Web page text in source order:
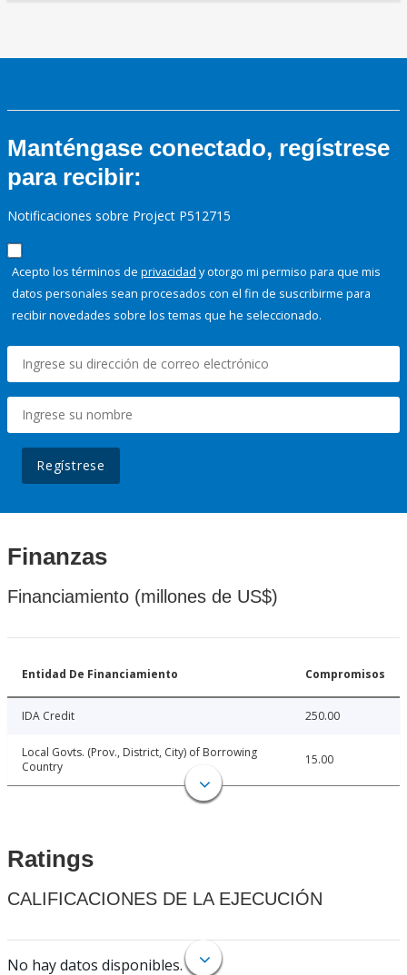
Manténgase conectado, regístrese
para recibir:
Notificaciones sobre Project P512715
Acepto los términos de privacidad y otorgo mi permiso para que mis
datos personales sean procesados con el fin de suscribirme para
recibir novedades sobre los temas que he seleccionado.
Regístrese
Finanzas
Financiamiento (millones de US$)
Entidad De Financiamiento Compromisos
IDA Credit 250.00
Local Govts. (Prov., District, City) of Borrowing
Country
15.00
Ratings
CALIFICACIONES DE LA EJECUCIÓN
No hay datos disponibles.